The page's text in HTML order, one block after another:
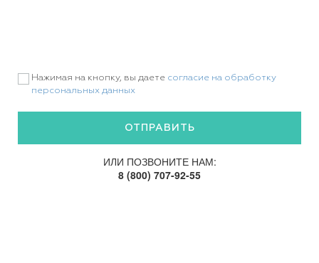
Нажимая на кнопку, вы даете согласие на обработку
персональных данных
ИЛИ ПОЗВОНИТЕ НАМ:
8 (800) 707-92-55